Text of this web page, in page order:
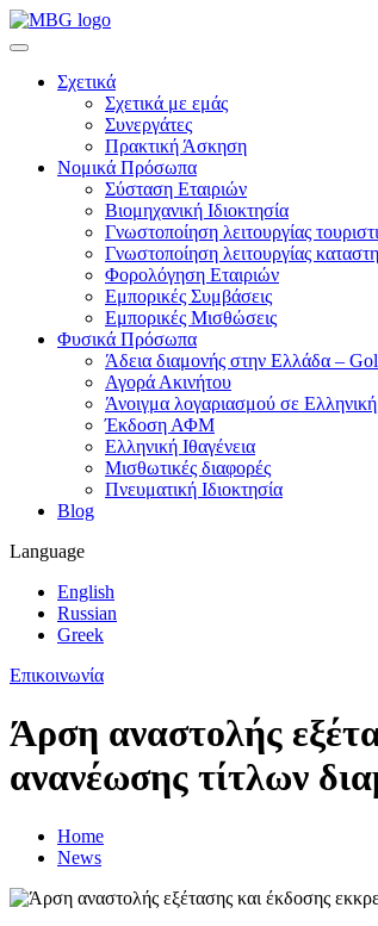
Σχετικά
Σχετικά με εμάς
Συνεργάτες
Πρακτική Άσκηση
Νομικά Πρόσωπα
Σύσταση Εταιριών
Βιομηχανική Ιδιοκτησία
Γνωστοποίηση λειτουργίας
Γνωστοποίηση λειτουργίας
Φορολόγηση Εταιριών
Εμπορικές Συμβάσεις
Εμπορικές Μισθώσεις
Φυσικά Πρόσωπα
Άδεια διαμονής στην Ελλάδα –
Αγορά Ακινήτου
Άνοιγμα λογαριασμού σε
Έκδοση ΑΦΜ
Ελληνική Ιθαγένεια
Μισθωτικές διαφορές
Πνευματική Ιδιοκτησία
Blog
Language
English
Russian
Greek
Επικοινωνία
Άρση αναστολής
ανανέωσης τίτλων
Home
News